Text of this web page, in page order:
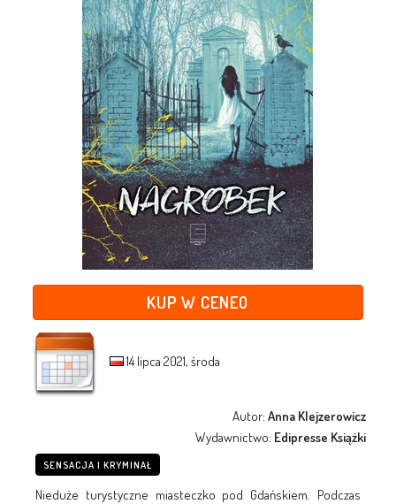
KUP W CENEO
14 lipca 2021, środa
Autor:Anna Klejzerowicz
Wydawnictwo: Edipresse Książki
SENSACJA I KRYMINAŁ
Nieduże turystyczne miasteczko pod Gdańskiem. Podczas